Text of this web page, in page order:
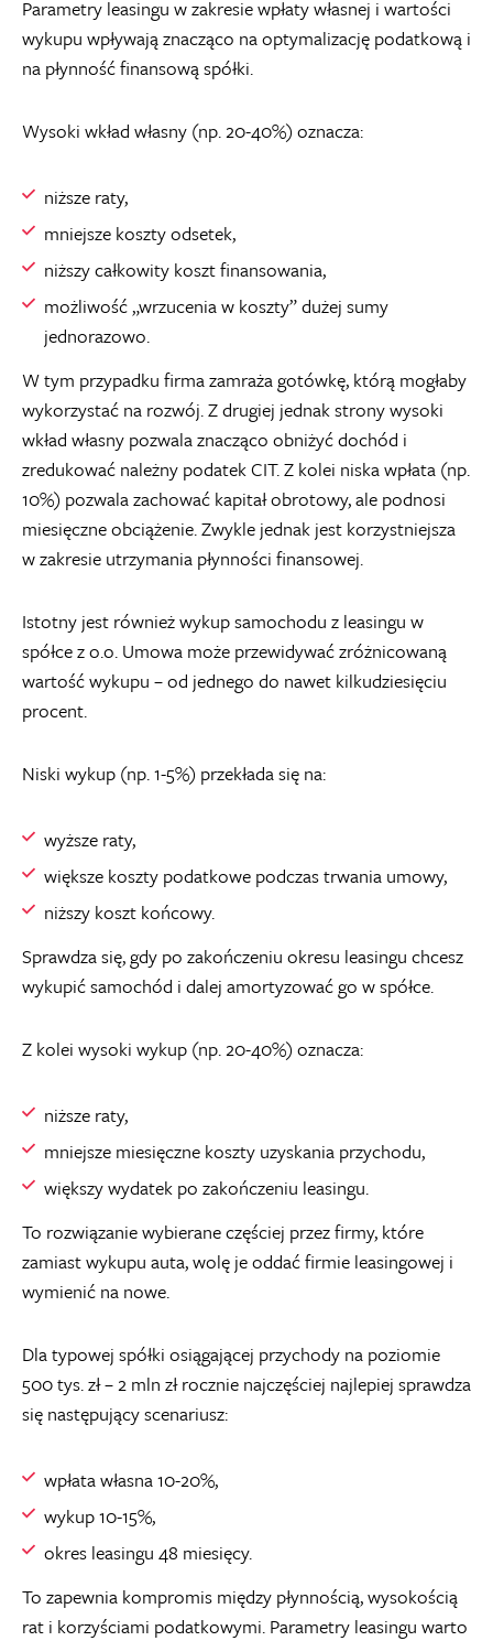
Parametry leasingu w zakresie wpłaty własnej i wartości
wykupu wpływają znacząco na optymalizację podatkową i
na płynność finansową spółki.
Wysoki wkład własny (np. 20-40%) oznacza:
niższe raty,
mniejsze koszty odsetek,
niższy całkowity koszt finansowania,
możliwość „wrzucenia w koszty” dużej sumy
jednorazowo.
W tym przypadku firma zamraża gotówkę, którą mogłaby
wykorzystać na rozwój. Z drugiej jednak strony wysoki
wkład własny pozwala znacząco obniżyć dochód i
zredukować należny podatek CIT. Z kolei niska wpłata (np.
10%) pozwala zachować kapitał obrotowy, ale podnosi
miesięczne obciążenie. Zwykle jednak jest korzystniejsza
w zakresie utrzymania płynności finansowej.
Istotny jest również wykup samochodu z leasingu w
spółce z o.o. Umowa może przewidywać zróżnicowaną
wartość wykupu – od jednego do nawet kilkudziesięciu
procent.
Niski wykup (np. 1-5%) przekłada się na:
wyższe raty,
większe koszty podatkowe podczas trwania umowy,
niższy koszt końcowy.
Sprawdza się, gdy po zakończeniu okresu leasingu chcesz
wykupić samochód i dalej amortyzować go w spółce.
Z kolei wysoki wykup (np. 20-40%) oznacza:
niższe raty,
mniejsze miesięczne koszty uzyskania przychodu,
większy wydatek po zakończeniu leasingu.
To rozwiązanie wybierane częściej przez firmy, które
zamiast wykupu auta, wolę je oddać firmie leasingowej i
wymienić na nowe.
Dla typowej spółki osiągającej przychody na poziomie
500 tys. zł – 2 mln zł rocznie najczęściej najlepiej sprawdza
się następujący scenariusz:
wpłata własna 10-20%,
wykup 10-15%,
okres leasingu 48 miesięcy.
To zapewnia kompromis między płynnością, wysokością
rat i korzyściami podatkowymi. Parametry leasingu warto